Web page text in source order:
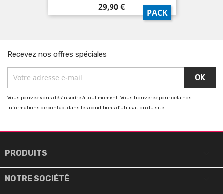
Prix
29,90 €
PACK
Recevez nos offres spéciales
Vous pouvez vous désinscrire à tout moment. Vous trouverez pour cela nos
informations de contact dans les conditions d'utilisation du site.
PRODUITS
NOTRE SOCIÉTÉ